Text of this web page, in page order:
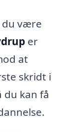
du være
er
at
skridt i
du kan få